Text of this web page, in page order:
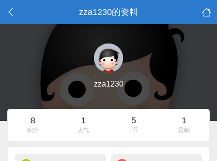
zza1230的资料
zza1230
8
积分
1
人气
5
i币
1
贡献